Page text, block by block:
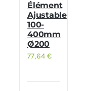
Élément
Ajustable
100-
400mm
Ø200
77,64€